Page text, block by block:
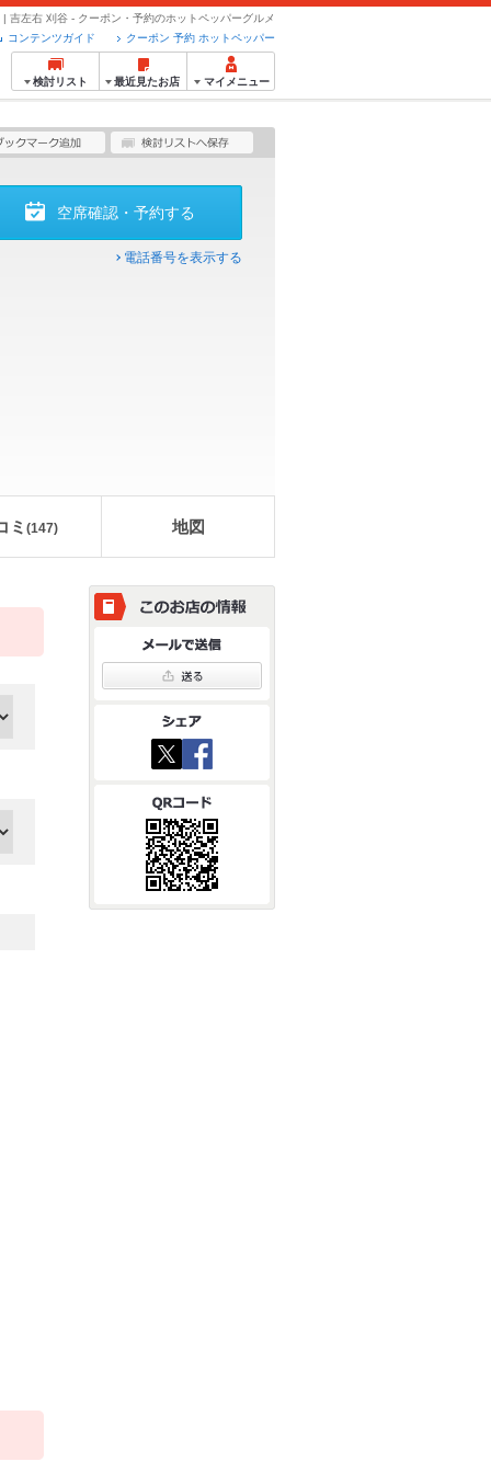
吉左右 刈谷 - クーポン・予約のホットペッパーグルメ
クーポン 予約 ホットペッパー
コンテンツガイド
検討リスト 最近見たお店 マイメニュー
空席確認・予約する
電話番号を表示する
ミ (147) 地図